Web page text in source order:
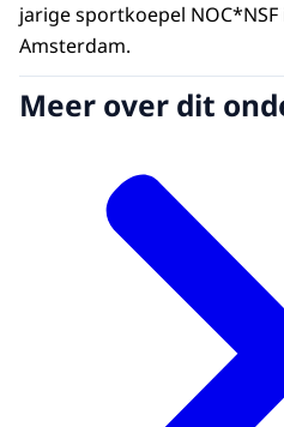
jarige sportkoepel
Amsterdam.
Meer over dit